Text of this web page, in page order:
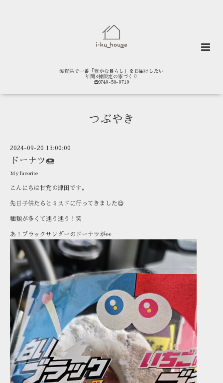
滋賀県で一番「豊かな暮らし」をお届けしたい
年間3棟限定の家づくり
☎0749-50-9719
つぶやき
2024-09-20 13:00:00
ドーナツ🍩
My favorite
こんにちは甘党の津田です。
先日子供たちとミスドに行ってきました😋
種類が多くて迷う迷う！笑
あ！ブラックサンダーのドーナツが👀